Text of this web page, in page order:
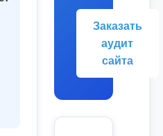
Заказать
аудит
сайта